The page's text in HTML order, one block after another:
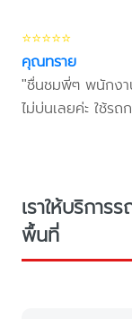
⭐⭐⭐⭐⭐
คุณทราย
"ชื่นชมพี่ๆ พนักง
ไม่บ่นเลยค่ะ ใช้ร
เราให้บริกา
พื้นที่